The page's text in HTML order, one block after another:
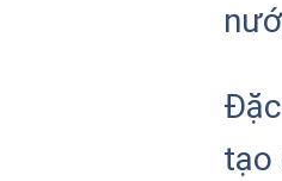
tạo